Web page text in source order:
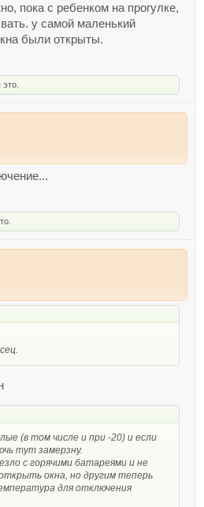
пока с ребенком на прогулке,
у самой маленький
были открыты.
(в том числе и при -20) и если
тут замерзну.
с горячими батареями и не
окна, но другим теперь
для отключения